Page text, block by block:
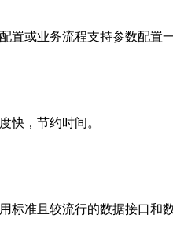
或业务流程支持参数配置一
快，节约时间。
标准且较流行的数据接口和